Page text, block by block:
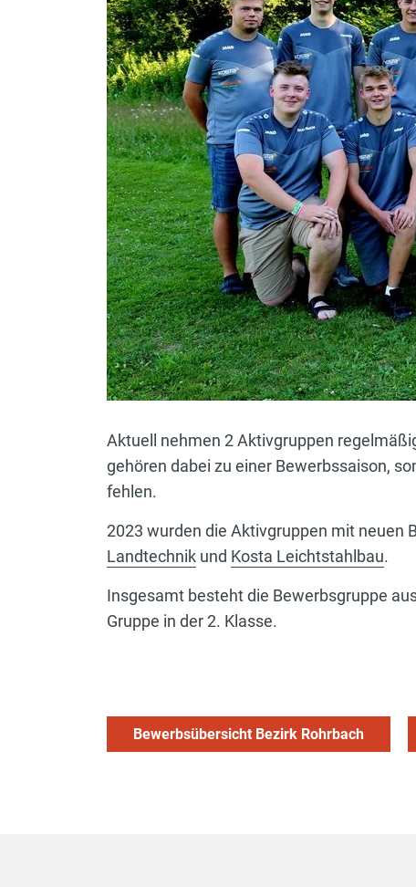
Aktuell nehmen 2 Aktivgruppen
gehören dabei zu einer Bewerbssaison,
fehlen.
2023 wurden die Aktivgruppen mit neuen
Landtechnik und Kosta Leichtstahlbau.
Insgesamt besteht die Bewerbsgruppe
Gruppe in der 2. Klasse.
Bewerbsübersicht Bezirk Rohrbach